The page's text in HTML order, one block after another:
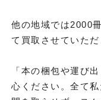
他の地域では2000
て買取させていただ
「本の梱包や運び
心ください。全て